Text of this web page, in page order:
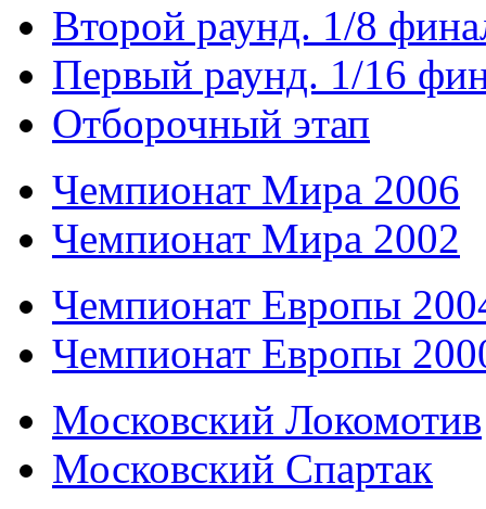
Второй раунд. 1/8
Первый раунд. 1/16
Отборочный этап
Чемпионат Мира 2006
Чемпионат Мира 2002
Чемпионат Европы
Чемпионат Европы
Московский Локомотив
Московский Спартак